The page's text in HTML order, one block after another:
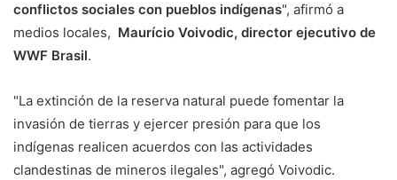
conflictos sociales con pueblos indígenas", afirmó a
medios locales, Maurício Voivodic, director ejecutivo de
WWF Brasil.
"La extinción de la reserva natural puede fomentar la
invasión de tierras y ejercer presión para que los
indígenas realicen acuerdos con las actividades
clandestinas de mineros ilegales", agregó Voivodic.